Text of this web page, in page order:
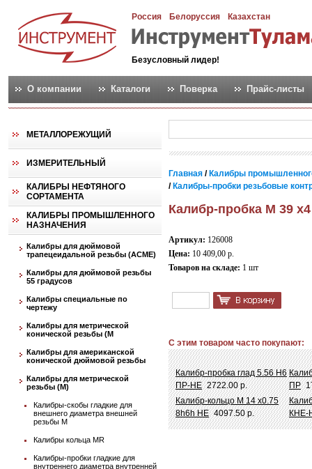
Россия Белоруссия Казахстан
Безусловный лидер!
О компании Каталоги Поверка Прайс-листы
МЕТАЛЛОРЕЖУЩИЙ
ИЗМЕРИТЕЛЬНЫЙ
КАЛИБРЫ НЕФТЯНОГО
СОРТАМЕНТА
КАЛИБРЫ ПРОМЫШЛЕННОГО
НАЗНАЧЕНИЯ
Калибры для дюймовой
трапецеидальной резьбы (АСМЕ)
Калибры для дюймовой резьбы
55 градусов
Калибры специальные по
чертежу
Калибры для метрической
конической резьбы (М
Калибры для американской
конической дюймовой резьбы
Калибры для метрической
резьбы (М)
Калибры-скобы гладкие для
внешнего диаметра внешней
резьбы М
Калибры кольца MR
Калибры-пробки гладкие для
внутреннего диаметра внутренней
Главная / Калибры
/ Калибры-пробки резьбовые
Калибр-пробка М 39
Артикул: 126008
Цена: 10 409,00 р.
Товаров на складе: 1 шт
С этим товаром часто покупают:
Калибр-пробка глад 5.56 Н6
ПР-НЕ 2722.00 р.
ПР
Калибр-кольцо М 14 х0.75
8h6h НЕ 4097.50 р.